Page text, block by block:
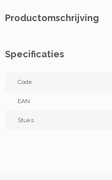
Productomschrijving
Specificaties
Code
EAN
Stuks